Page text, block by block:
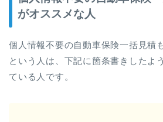
がオススメな人
個人情報不要の自動車保険一括見積
という人は、下記に箇条書きしたよ
ている人です。